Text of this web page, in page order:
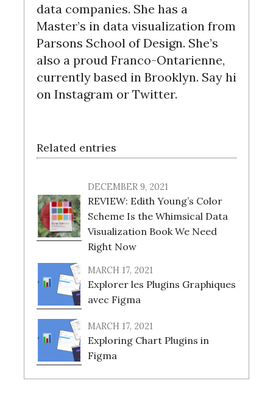
data companies. She has a
Master’s in data visualization from
Parsons School of Design. She’s
also a proud Franco-Ontarienne,
currently based in Brooklyn. Say hi
on Instagram or Twitter.
Related entries
DECEMBER 9, 2021
REVIEW: Edith Young’s Color
Scheme Is the Whimsical Data
Visualization Book We Need
Right Now
MARCH 17, 2021
Explorer les Plugins Graphiques
avec Figma
MARCH 17, 2021
Exploring Chart Plugins in
Figma